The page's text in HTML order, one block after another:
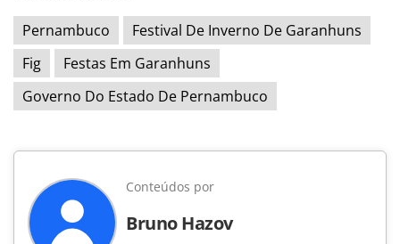
Pernambuco
Festival De Inverno De Garanhuns
Fig
Festas Em Garanhuns
Governo Do Estado De Pernambuco
Conteúdos por
Bruno Hazov